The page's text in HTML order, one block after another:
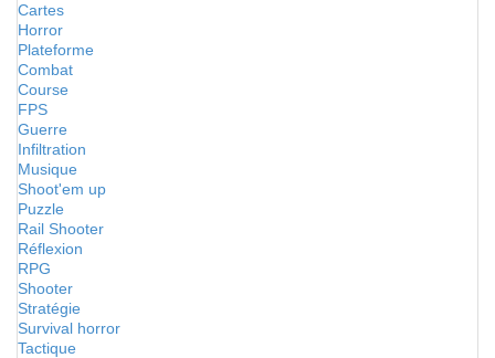
Cartes
Horror
Plateforme
Combat
Course
FPS
Guerre
Infiltration
Musique
Shoot'em up
Puzzle
Rail Shooter
Réflexion
RPG
Shooter
Stratégie
Survival horror
Tactique